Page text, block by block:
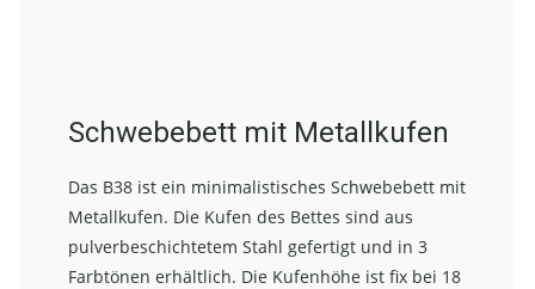
Schwebebett mit Metallkufen
Das B38 ist ein minimalistisches Schwebebett mit
Metallkufen. Die Kufen des Bettes sind aus
pulverbeschichtetem Stahl gefertigt und in 3
Farbtönen erhältlich. Die Kufenhöhe ist fix bei 18